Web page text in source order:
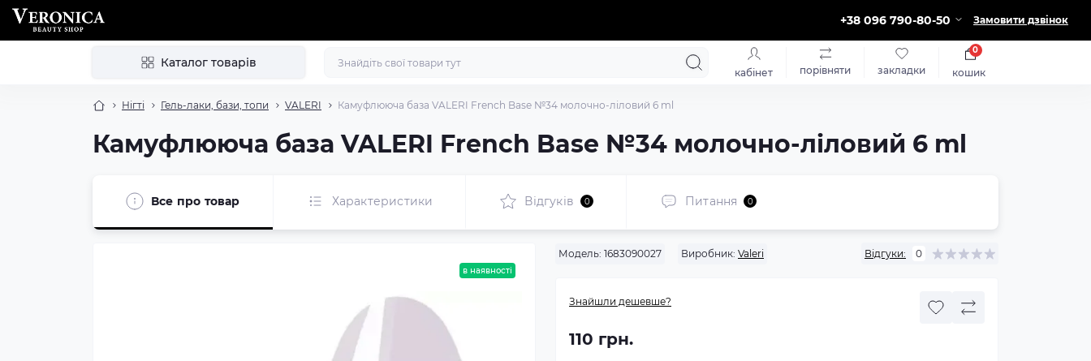
+38 096 790-80-50 Замовити дзвінок
Каталог товарів
кабінет порівняти закладки кошик
0
Нігті Гель-лаки, бази, топи VALERI Камуфлююча база VALERI French Base №34 молочно-ліловий 6 ml
Камуфлююча база VALERI French Base №34 молочно-ліловий 6 ml
Все про товар Характеристики Відгуків 0 Питання 0
в наявності
Модель: 1683090027 Виробник: Valeri Відгуки: 0
Знайшли дешевше?
110 грн.